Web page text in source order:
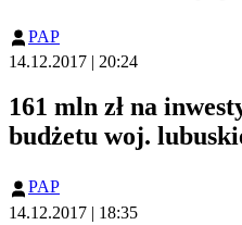
PAP
14.12.2017 | 20:24
161 mln zł na
budżetu woj.
PAP
14.12.2017 | 18:35